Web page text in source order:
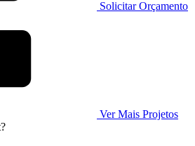
Solicitar Orçamento
Ver Mais Projetos